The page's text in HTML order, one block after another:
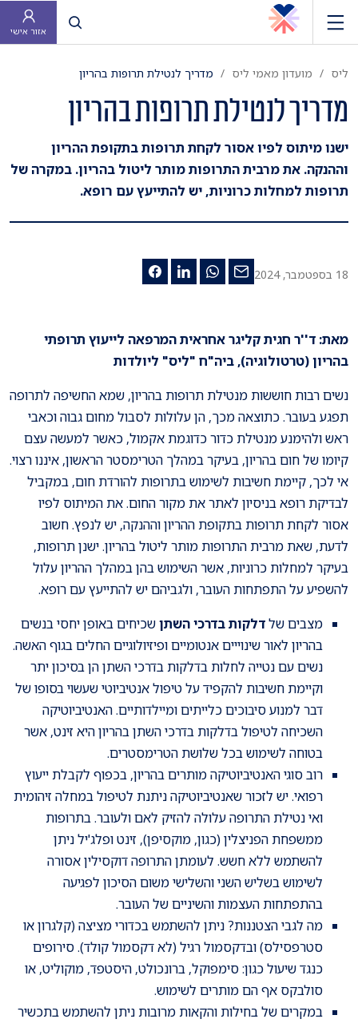
פתח חיפוש
אזור אישי
ליס מועדון מאמי ליס מדריך לנטילת תרופות בהריון
מדריך לנטילת תרופות בהריון
ישנו מיתוס לפיו אסור לקחת תרופות בתקופת ההריון
וההנקה. את מרבית התרופות מותר ליטול בהריון. במקרה של
תרופות למחלות כרוניות, יש להתייעץ עם רופא.
18 בספטמבר, 2024
מאת: ד''ר חגית קליגר אחראית המרפאה לייעוץ תרופתי
בהריון (טרטולוגיה), ביה"ח "ליס" ליולדות
נשים רבות חוששות מנטילת תרופות בהריון, שמא החשיפה לתרופה
תפגע בעובר. כתוצאה מכך, הן עלולות לסבול מחום גבוה וכאבי
ראש ולהימנע מנטילת כדור כדוגמת אקמול, כאשר למעשה עצם
קיומו של חום בהריון, בעיקר במהלך הטרימסטר הראשון, איננו רצוי.
אי לכך, קיימת חשיבות לשימוש בתרופות להורדת חום, במקביל
לבדיקת רופא בניסיון לאתר את מקור החום. את המיתוס לפיו
אסור לקחת תרופות בתקופת ההריון וההנקה, יש לנפץ. חשוב
לדעת, שאת מרבית התרופות מותר ליטול בהריון. ישנן תרופות,
בעיקר למחלות כרוניות, אשר השימוש בהן במהלך ההריון עלול
להשפיע על התפתחות העובר, ולגביהם יש להתייעץ עם רופא.
מצבים שלדלקות בדרכי השתןשכיחים באופן יחסי בנשים
בהריון לאור שינוייים אנטומיים ופיזיולוגיים החלים בגוף האשה.
נשים עם נטייה לחלות בדלקות בדרכי השתן הן בסיכון יתר
וקיימת חשיבות להקפיד על טיפול אנטיביוטי שעשוי בסופו של
דבר למנוע סיבוכים כלייתים ומיילדותיים. האנטיביוטיקה
השכיחה לטיפול בדלקות בדרכי השתן בהריון היא זינט, אשר
בטוחה לשימוש בכל שלושת הטרימסטרים.
רוב סוגי האנטיביוטיקה מותרים בהריון, בכפוף לקבלת ייעוץ
רפואי. יש לזכור שאנטיביוטיקה ניתנת לטיפול במחלה זיהומית
ואי נטילת התרופה עלולה להזיק לאם ולעובר. בתרופות
ממשפחת הפניצלין (כגון, מוקסיפן), זינט ופלג'יל ניתן
להשתמש ללא חשש. לעומתן התרופה דוקסילין אסורה
לשימוש בשליש השני והשלישי משום הסיכון לפגיעה
בהתפתחות העצמות והשיניים של העובר.
מה לגבי הצטננות? ניתן להשתמש בכדורי מציצה (קלגרון או
סטרפסילס) ובדקסמול רגיל (לא דקסמול קולד). סירופים
כנגד שיעול כגון: סימפוקל, ברונכולט, היסטפד, מוקוליט, או
סולבקס אף הם מותרים לשימוש.
במקרים של בחילות והקאות מרובות ניתן להשתמש בתכשיר